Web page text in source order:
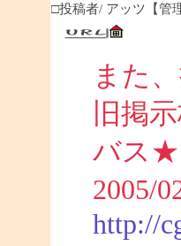
□投稿者/ アッツ【管
また
旧掲
バス★
2005/
http://